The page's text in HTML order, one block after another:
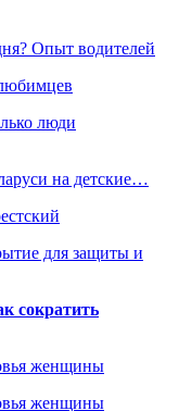
Опыт водителей
люди
на детские…
для защиты и
сократить
женщины
женщины